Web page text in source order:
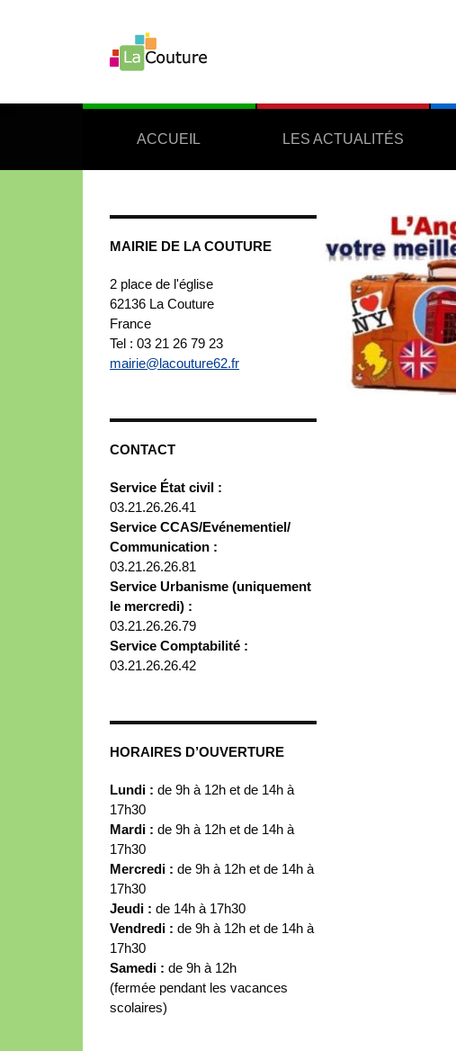
ACCUEIL LES ACTUALITÉS
MAIRIE DE LA COUTURE
2 place de l'église
62136 La Couture
France
Tel : 03 21 26 79 23
mairie@lacouture62.fr
CONTACT
Service État civil :
03.21.26.26.41
Service CCAS/Evénementiel/
Communication :
03.21.26.26.81
Service Urbanisme (uniquement
le mercredi) :
03.21.26.26.79
Service Comptabilité :
03.21.26.26.42
HORAIRES D’OUVERTURE
Lundi : de 9h à 12h et de 14h à
17h30
Mardi : de 9h à 12h et de 14h à
17h30
Mercredi : de 9h à 12h et de 14h à
17h30
Jeudi : de 14h à 17h30
Vendredi : de 9h à 12h et de 14h à
17h30
Samedi : de 9h à 12h
(fermée pendant les vacances
scolaires)